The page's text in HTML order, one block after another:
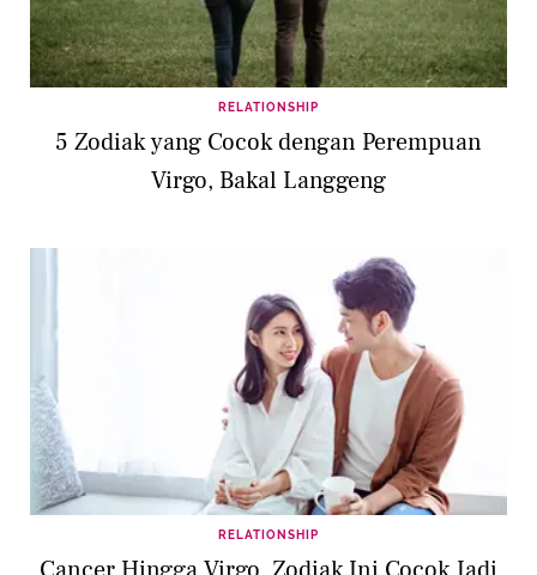
RELATIONSHIP
5 Zodiak yang Cocok dengan Perempuan
Virgo, Bakal Langgeng
RELATIONSHIP